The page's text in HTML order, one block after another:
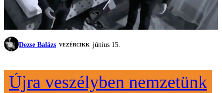
Dezse Balázs VEZÉRCIKK június 15.
Újra veszélyben nemzetünk